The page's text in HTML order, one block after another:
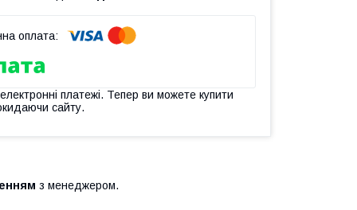
платежі. Тепер ви можете купити
сайту.
з менеджером.